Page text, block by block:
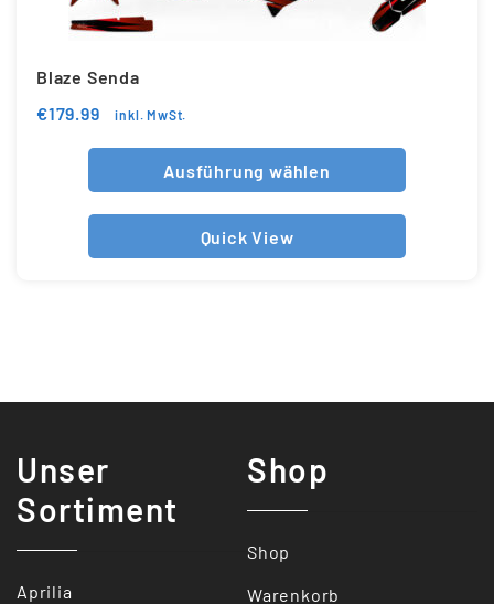
Blaze Senda
€179.99 inkl. MwSt.
Ausführung wählen
Quick View
Unser
Sortiment
Aprilia
Shop
Shop
Warenkorb